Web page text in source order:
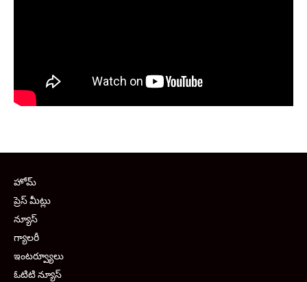
హోమ్
ప్రెస్ మీట్లు
న్యూస్
గ్యాలరీ
ఇంటర్వ్యూలు
ఓటిటి న్యూస్